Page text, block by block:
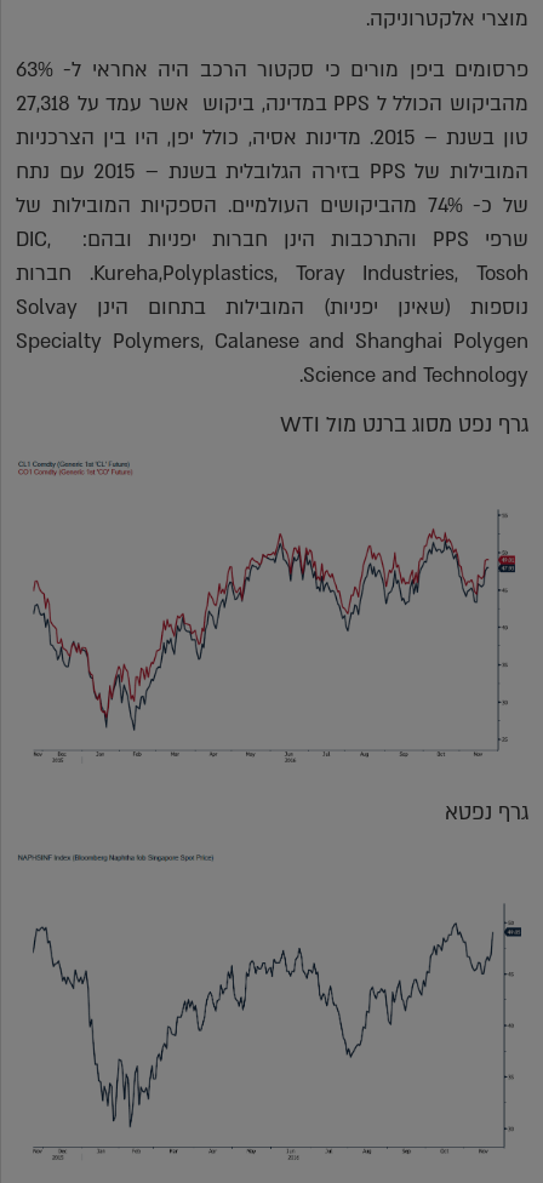
מוצרי אלקטרוניקה.
פרסומים ביפן מורים כי סקטור הרכב היה אחראי ל- 63%
מהביקוש הכולל ל PPS במדינה, ביקוש אשר עמד על 27,318
טון בשנת – 2015. מדינות אסיה, כולל יפן, היו בין הצרכניות
המובילות של PPS בזירה הגלובלית בשנת – 2015 עם נתח
של כ- 74% מהביקושים העולמיים. הספקיות המובילות של
שרפי PPS והתרכבות הינן חברות יפניות ובהם: DIC,
Kureha,Polyplastics, Toray Industries, Tosoh. חברות
נוספות (שאינן יפניות) המובילות בתחום הינן Solvay
Specialty Polymers, Calanese and Shanghai Polygen
Science and Technology.
גרף נפט מסוג ברנט מול WTI
גרף נפטא